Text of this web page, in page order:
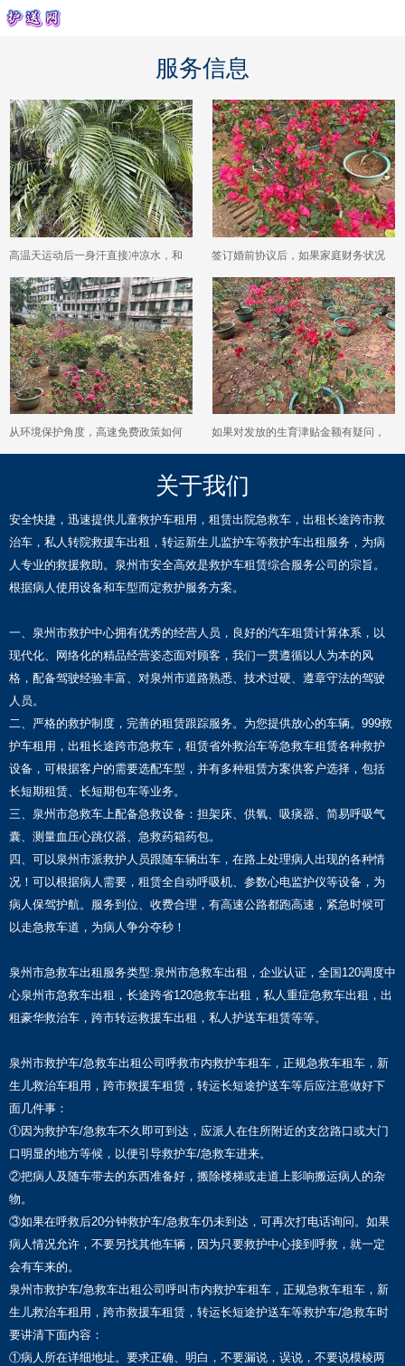
服务信息
高温天运动后一身汗直接冲凉水，和
长期吹空调比哪个更伤身体？
签订婚前协议后，如果家庭财务状况
发生重大变化，协议可以修改吗？
从环境保护角度，高速免费政策如何
与鼓励公共交通出行相协调？
如果对发放的生育津贴金额有疑问，
应该通过什么渠道进行核对与申诉？
关于我们
安全快捷，迅速提供儿童救护车租用，租赁出院急救车，出租长途跨市救
治车，私人转院救援车出租，转运新生儿监护车等救护车出租服务，为病
人专业的救援救助。泉州市安全高效是救护车租赁综合服务公司的宗旨。
根据病人使用设备和车型而定救护服务方案。
一、泉州市救护中心拥有优秀的经营人员，良好的汽车租赁计算体系，以
现代化、网络化的精品经营姿态面对顾客，我们一贯遵循以人为本的风
格，配备驾驶经验丰富、对泉州市道路熟悉、技术过硬、遵章守法的驾驶
人员。
二、严格的救护制度，完善的租赁跟踪服务。为您提供放心的车辆。999救
护车租用，出租长途跨市急救车，租赁省外救治车等急救车租赁各种救护
设备，可根据客户的需要选配车型，并有多种租赁方案供客户选择，包括
长短期租赁、长短期包车等业务。
三、泉州市急救车上配备急救设备：担架床、供氧、吸痰器、简易呼吸气
囊、测量血压心跳仪器、急救药箱药包。
四、可以泉州市派救护人员跟随车辆出车，在路上处理病人出现的各种情
况！可以根据病人需要，租赁全自动呼吸机、参数心电监护仪等设备，为
病人保驾护航。服务到位、收费合理，有高速公路都跑高速，紧急时候可
以走急救车道，为病人争分夺秒！
泉州市急救车出租服务类型:泉州市急救车出租，企业认证，全国120调度中
心泉州市急救车出租，长途跨省120急救车出租，私人重症急救车出租，出
租豪华救治车，跨市转运救援车出租，私人护送车租赁等等。
泉州市救护车/急救车出租公司呼救市内救护车租车，正规急救车租车，新
生儿救治车租用，跨市救援车租赁，转运长短途护送车等后应注意做好下
面几件事：
①因为救护车/急救车不久即可到达，应派人在住所附近的支岔路口或大门
口明显的地方等候，以便引导救护车/急救车进来。
②把病人及随车带去的东西准备好，搬除楼梯或走道上影响搬运病人的杂
物。
③如果在呼救后20分钟救护车/急救车仍未到达，可再次打电话询问。如果
病人情况允许，不要另找其他车辆，因为只要救护中心接到呼救，就一定
会有车来的。
泉州市救护车/急救车出租公司呼叫市内救护车租车，正规急救车租车，新
生儿救治车租用，跨市救援车租赁，转运长短途护送车等救护车/急救车时
要讲清下面内容：
①病人所在详细地址。要求正确、明白，不要漏说，误说，不要说模棱两